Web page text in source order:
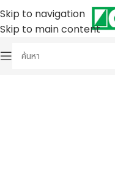
Skip to navigation
Skip to main content